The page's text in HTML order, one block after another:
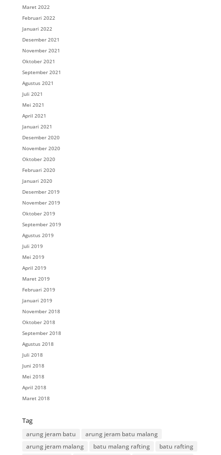
Maret 2022
Februari 2022
Januari 2022
Desember 2021
November 2021
Oktober 2021
September 2021
Agustus 2021
Juli 2021
Mei 2021
April 2021
Januari 2021
Desember 2020
November 2020
Oktober 2020
Februari 2020
Januari 2020
Desember 2019
November 2019
Oktober 2019
September 2019
Agustus 2019
Juli 2019
Mei 2019
April 2019
Maret 2019
Februari 2019
Januari 2019
November 2018
Oktober 2018
September 2018
Agustus 2018
Juli 2018
Juni 2018
Mei 2018
April 2018
Maret 2018
Tag
arung jeram batu
arung jeram batu malang
arung jeram malang
batu malang rafting
batu rafting